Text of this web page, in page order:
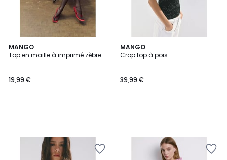
MANGO
Top en maille à imprimé zèbre
19,99 €
MANGO
Crop top à pois
39,99 €